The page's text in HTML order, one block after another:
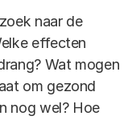
naar de
effecten
Wat mogen
om gezond
nog wel? Hoe